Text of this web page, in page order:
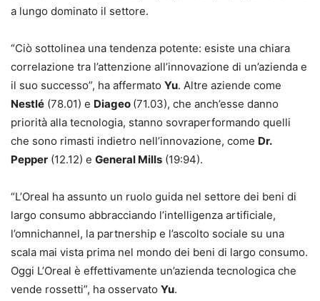
a lungo dominato il settore.
“Ciò sottolinea una tendenza potente: esiste una chiara
correlazione tra l’attenzione all’innovazione di un’azienda e
il suo successo”, ha affermato Yu. Altre aziende come
Nestlé (78.01) e Diageo (71.03), che anch’esse danno
priorità alla tecnologia, stanno sovraperformando quelli
che sono rimasti indietro nell’innovazione, come Dr.
Pepper (12.12) e General Mills (19:94).
“L’Oreal ha assunto un ruolo guida nel settore dei beni di
largo consumo abbracciando l’intelligenza artificiale,
l’omnichannel, la partnership e l’ascolto sociale su una
scala mai vista prima nel mondo dei beni di largo consumo.
Oggi L’Oreal è effettivamente un’azienda tecnologica che
vende rossetti”, ha osservato Yu.